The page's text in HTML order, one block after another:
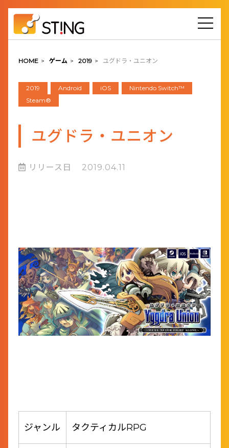
HOME > ゲーム > 2019 > ユグドラ・ユニオン
2019 Android iOS
Nintendo Switch™
Steam®
ユグドラ・ユニオン
リリース日 2019.04.11
ジャンル タクティカルRPG